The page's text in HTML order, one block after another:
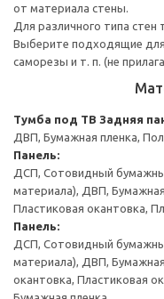
от материала стены.
Для различного типа
Выберите подходящие
саморезы и т. п. (не
Тумба под ТВ Задняя
ДВП, Бумажная пленка,
Панель:
ДСП, Сотовидный
материала), ДВП, Бумажная
Пластиковая окантовка,
Панель:
ДСП, Сотовидный
материала), ДВП,
окантовка, Пластиковая